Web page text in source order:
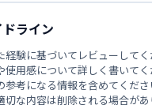
ライン
経験に基づいてレビューして
使用感について詳しく書いて
参考になる情報を含めてくださ
切な内容は削除される場合が